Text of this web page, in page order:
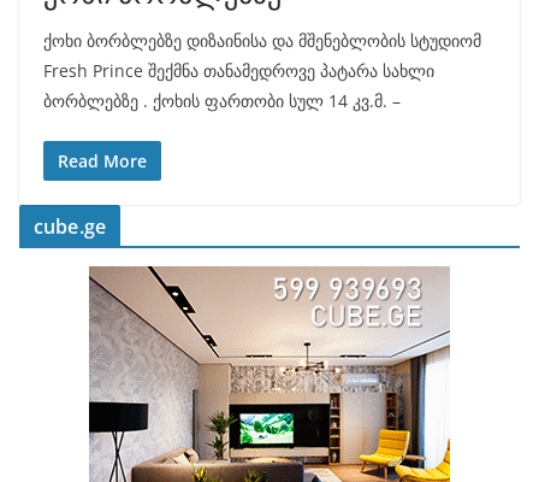
ქოხი ბორბლებზე დიზაინისა და მშენებლობის სტუდიომ
Fresh Prince შექმნა თანამედროვე პატარა სახლი
ბორბლებზე . ქოხის ფართობი სულ 14 კვ.მ. –
Read More
cube.ge